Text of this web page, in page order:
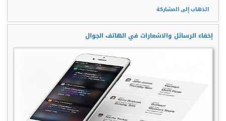
الذهاب إلى المشاركة
إخفاء الرسائل والاشعارات في الهاتف الجوال